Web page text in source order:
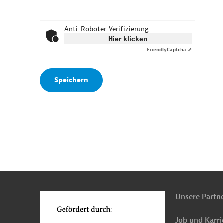
Anti-Roboter-Verifizierung
Hier klicken
FriendlyCaptcha ⇗
Unsere
Job und